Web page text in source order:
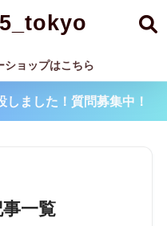
ショップはこちら
ました！質問募集中！
一覧